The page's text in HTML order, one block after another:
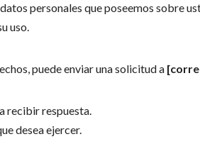
personales que poseemos sobre
uso.
puede enviar una solicitud a
recibir respuesta.
desea ejercer.